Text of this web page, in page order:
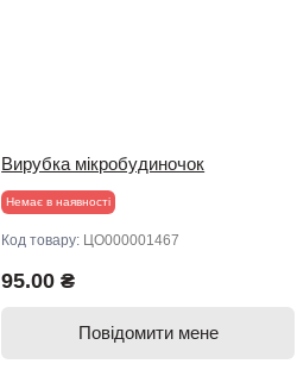
Вирубка мікробудиночок
Немає в наявності
Код товару: ЦО000001467
95.00 ₴
Повідомити мене